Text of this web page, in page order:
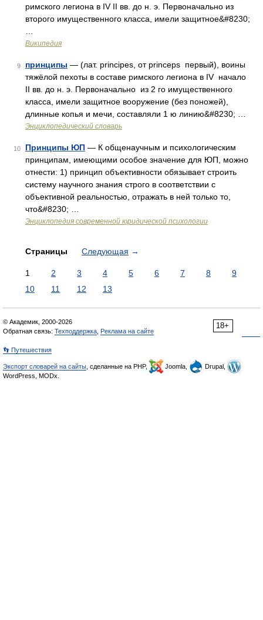
римского легиона в IV II вв. до н. э. Первоначально из
второго имущественного класса, имели защитное&#8230;
Википедия
9 принципы — (лат. principes, от princeps первый), воины
тяжёлой пехоты в составе римского легиона в IV начало
II вв. до н. э. Первоначально из 2 го имущественного
класса, имели защитное вооружение (без поножей),
длинные копья и мечи, составляли 1 ю линию&#8230; …
Энциклопедический словарь
10 Принципы ЮП — К общенаучным и психологическим
принципам, имеющими особое значение для ЮП, можно
отнести: 1) принцип объективности обязывает строить
систему научного знания строго в соответствии с
объективной реальностью, отражать в ней только то,
что&#8230; …
Энциклопедия современной юридической психологии
Страницы Следующая →
1 2 3 4 5 6 7 8
9
10
11 12 13
18+
© Академик, 2000-2026
Обратная связь: Техподдержка Реклама на сайте
👣 Путешествия
Экспорт словарей на сайты , сделанные на PHP, Joomla,
Drupal,
WordPress, MODx.